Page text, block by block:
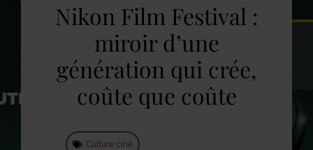
Nikon Film Festival :
miroir d’une
génération qui crée,
coûte que coûte
Culture ciné